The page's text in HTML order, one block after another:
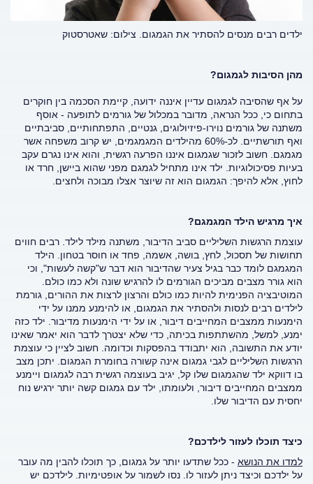
ילדים רבים מנסים להסתיר את הגמגום. צילום: שאטרסטוק
מהן הסיבות לגמגום?
על אף שהסיבה לגמגום עדיין איננה ידועה, קיימת הסכמה בין חוקרים
בתחום כי, ככל הנראה, מדובר במכלול של גורמים לתופעה - אוסף
משתנה של גורמים נוירו-פיזיולוגים, גנטיים, התפתחותיים, סביבתיים
ואף תורשתיים. לכ-60% מהילדים המגמגמים, יש קרוב משפחה אשר
מגמגם. חשוב לזכור שגמגום איננו הפרעה רגשית, והוא אינו נגרם עקב
בעיות פסיכולוגיות. ילד אינו מתחיל לגמגם מפני שהוא ביישן, חרד או
לחוץ, אלא להיפך: הגמגום הוא זה שיוצר אצלו מבוכה ולחצים.
איך מרגיש הילד המגמגם?
עוצמת הרגשות השליליים סביב הדיבור, משתנה מילד לילד. רבים חווים
תחושות של תסכול, לחץ, בושה, אשמה, פחד או חוסר בטחון. הילד
המגמגם לומד כבר בגיל צעיר שהדיבור הוא דבר ש"קשה לעשות", וכי
הוא גורר מצבים מביכים הגורמים לו להרגיש שונה ולא כמו כולם.
המוטיבציה הפנימית להיות כמו כולם והרצון לרצות את ההורים, גורמת
לילדים רבים לנסות ולהסתיר את הגמגום, או להימנע ממנו על ידי
הימנעות ממצבים המחייבים דיבור, או על ידי הימנעות מדיבור. ילד כזה
ימנע, למשל, מהשתתפות בכיתה, כדי שלא יצטרך לדבר הוא יאמר שאינו
יודע את התשובה, הוא יתבודד בהפסקות וכדומה. חשוב לציין כי עוצמת
הרגשות השליליים לגבי גמגום אינה קשורה בחומרת הגמגום. יתכן מצב
בו דווקא ילד שהגמגום שלו קל, יגיב בעוצמה רגשית רבה לגמגום ויימנע
ממצבים המחייבים דיבור, ולעומתו, ילד עם גמגום קשה יותר ירגיש נוח
יחסית עם הדיבור שלו.
כיצד תוכלו לעזור לילדכם?
למדו את הנושא - ככל שתדעו יותר על גמגום, כך תוכלו להבין מה עובר
על ילדכם וכיצד ניתן לעזור לו. נסו לשמור על אופטימיות. לילדכם יש